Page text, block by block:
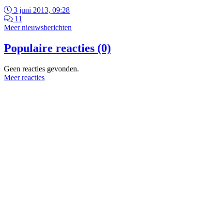
3 juni 2013, 09:28
11
Meer nieuwsberichten
Populaire reacties (0)
Geen reacties gevonden.
Meer reacties